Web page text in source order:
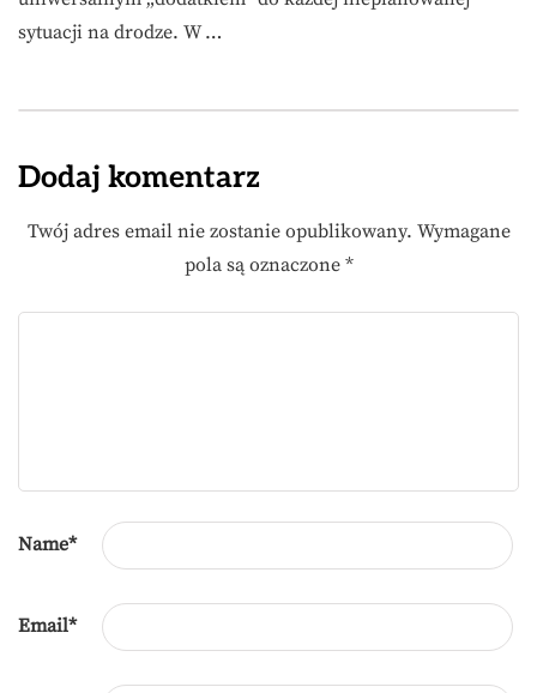
sytuacji na drodze. W …
Dodaj komentarz
Twój adres email nie zostanie opublikowany. Wymagane
pola są oznaczone *
Name*
Email*